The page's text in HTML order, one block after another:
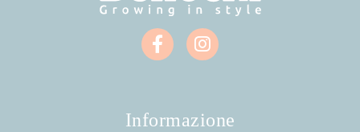
Informazione